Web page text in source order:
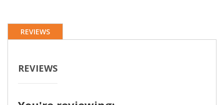
REVIEWS
REVIEWS